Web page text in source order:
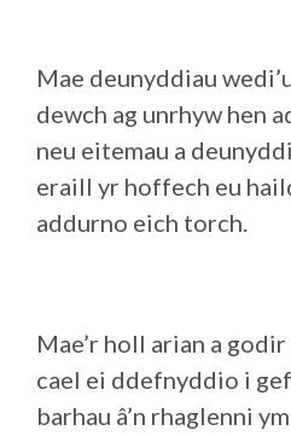
Mae deunyddiau
dewch ag unrhyw hen
neu eitemau a
eraill yr hoffech eu
addurno eich torch.
Mae’r holl arian a
cael ei ddefnyddio i
barhau â’n rhaglenni